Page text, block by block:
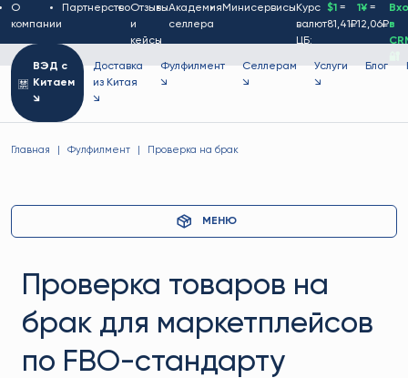
О
компании
ПартнерствоОтзывы
и
кейсы
Академия
селлера
Минисервисы Курс
валют
ЦБ:
$1 =
81,41₽
1¥=
12,06₽в
ВЭД с
Китаем
↘
Доставка
из Китая
↘
Фулфилмент
↘
Селлерам
↘
Услуги
↘
Блог
Главная Фулфилмент Проверка на брак
МЕНЮ
Проверка товаров на
брак для маркетплейсов
по FBO-стандарту